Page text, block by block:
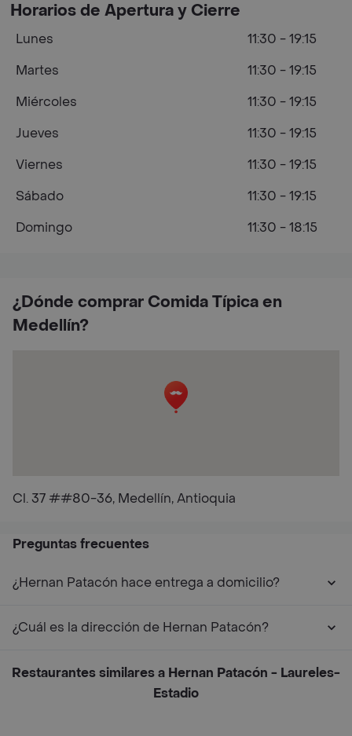
¿Dónde comprar Comida Típica en
Medellín?
Cl. 37 ##80-36, Medellín, Antioquia
Horarios de Apertura y Cierre
Lunes
11:30 - 19:15
Martes
11:30 - 19:15
Miércoles
11:30 - 19:15
Jueves
11:30 - 19:15
Viernes
11:30 - 19:15
Sábado
11:30 - 19:15
Domingo
11:30 - 18:15
Preguntas frecuentes
¿Hernan Patacón hace entrega a domicilio?
¿Cuál es la dirección de Hernan Patacón?
Restaurantes similares a Hernan Patacón - Laureles-
Estadio